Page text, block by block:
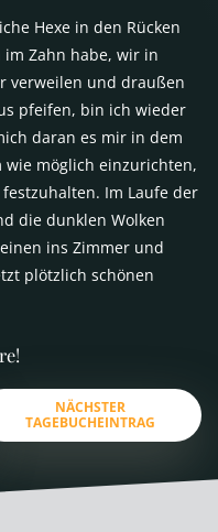
Hexe in den Rücken
im Zahn habe, wir in
verweilen und draußen
pfeifen, bin ich wieder
daran es mir in dem
möglich einzurichten,
Im Laufe der
die dunklen Wolken
ins Zimmer und
plötzlich schönen
NÄCHSTER
TAGEBUCHEINTRAG